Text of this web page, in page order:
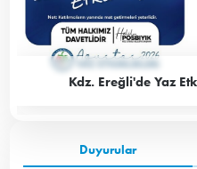
Kdz. Ereğli'de Yaz
Duyurular